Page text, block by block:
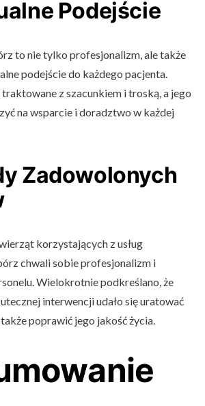
Podejście
to nie tylko profesjonalizm, ale także
podejście do każdego pacjenta.
z szacunkiem i troską, a jego
na wsparcie i doradztwo w każdej
Zadowolonych
korzystających z usług
chwali sobie profesjonalizm i
Wielokrotnie podkreślano, że
interwencji udało się uratować
poprawić jego jakość życia.